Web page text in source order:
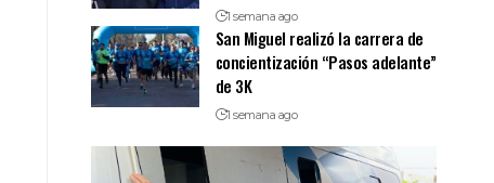
1 semana ago
San Miguel realizó la carrera de
concientización “Pasos adelante”
de 3K
1 semana ago